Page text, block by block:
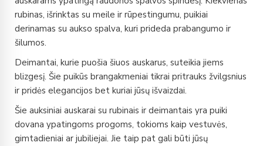
rubinas, išrinktas su meile ir rūpestingumu, puikiai
derinamas su aukso spalva, kuri prideda prabangumo ir
šilumos.
Deimantai, kurie puošia šiuos auskarus, suteikia jiems
blizgesį. Šie puikūs brangakmeniai tikrai pritrauks žvilgsnius
ir pridės elegancijos bet kuriai jūsų išvaizdai.
Šie auksiniai auskarai su rubinais ir deimantais yra puiki
dovana ypatingoms progoms, tokioms kaip vestuvės,
gimtadieniai ar jubiliejai. Jie taip pat gali būti jūsų